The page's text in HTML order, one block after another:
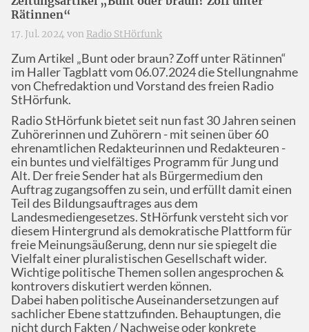
Rätinnen“
17. Jul. 2024 von Radio StHörfunk
Zum Artikel „Bunt oder braun? Zoff unter Rätinnen“
im Haller Tagblatt vom 06.07.2024 die Stellungnahme
von Chefredaktion und Vorstand des freien Radio
StHörfunk.
Radio StHörfunk bietet seit nun fast 30 Jahren seinen
Zuhörerinnen und Zuhörern - mit seinen über 60
ehrenamtlichen Redakteurinnen und Redakteuren -
ein buntes und vielfältiges Programm für Jung und
Alt. Der freie Sender hat als Bürgermedium den
Auftrag zugangsoffen zu sein, und erfüllt damit einen
Teil des Bildungsauftrages aus dem
Landesmediengesetzes. StHörfunk versteht sich vor
diesem Hintergrund als demokratische Plattform für
freie Meinungsäußerung, denn nur sie spiegelt die
Vielfalt einer pluralistischen Gesellschaft wider.
Wichtige politische Themen sollen angesprochen &
kontrovers diskutiert werden können.
Dabei haben politische Auseinandersetzungen auf
sachlicher Ebene stattzufinden. Behauptungen, die
nicht durch Fakten / Nachweise oder konkrete